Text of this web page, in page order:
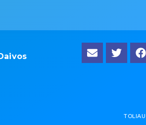
TOLIAU